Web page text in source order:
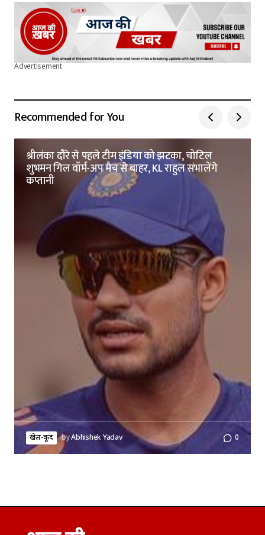
Advertisement
Recommended for You
श्रीलंका दौरे से पहले टीम इंडिया को झटका, चोटिल
शुभमन गिल वॉर्म-अप मैच से बाहर, KL राहुल संभालेंगे
कप्तानी
खेल-कूद byAbhishek Yadav 0